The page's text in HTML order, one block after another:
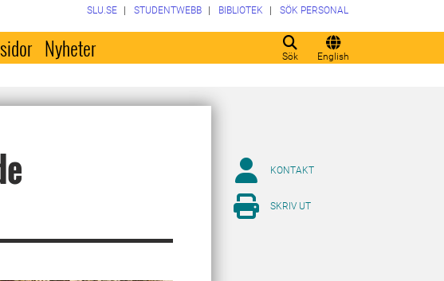
Sök English
SLU.SE STUDENTWEBB BIBLIOTEK SÖK PERSONAL
Nyheter
KONTAKT
SKRIV UT